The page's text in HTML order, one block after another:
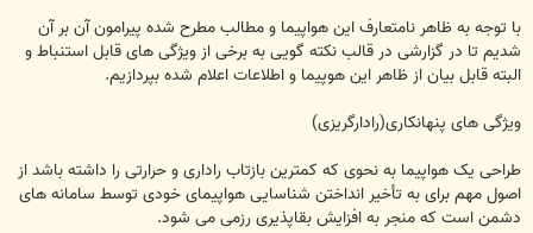
با توجه به ظاهر نامتعارف این هواپیما و مطالب مطرح شده پیرامون آن بر آن
شدیم تا در گزارشی در قالب نکته گویی به برخی از ویژگی های قابل استنباط و
البته قابل بیان از ظاهر این هوپیما و اطلاعات اعلام شده بپردازیم.
ویژگی های پنهانکاری(رادارگریزی)
طراحی یک هواپیما به نحوی که کمترین بازتاب راداری و حرارتی را داشته باشد از
اصول مهم برای به تأخیر انداختن شناسایی هواپیمای خودی توسط سامانه های
دشمن است که منجر به افزایش بقاپذیری رزمی می شود.